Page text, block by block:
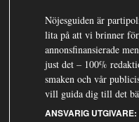
Nöjesguiden är
lita på att vi brinner
annonsfinansierade
just det – 100%
smaken och vår
vill guida dig till det
ANSVARIG UTGIVARE: